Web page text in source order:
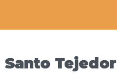
Santo Tejedor